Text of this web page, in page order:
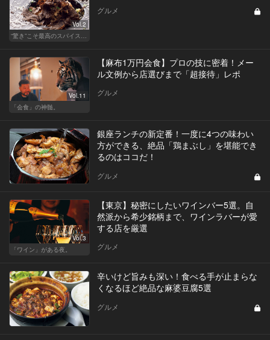
Vol.2
グルメ
Vol.11
「会食」の神髄。
【麻布1万円会食】プロの技に密着！メー
ル文例から店選びまで「超接待」レポ
グルメ
銀座ランチの新定番！一度に4つの味わい
方ができる、絶品「鶏まぶし」を堪能でき
るのはココだ！
グルメ
Vol.3
「ワイン」がある夜。
【東京】秘密にしたいワインバー5選。自
然派から希少銘柄まで、ワインラバーが愛
する店を厳選
グルメ
辛いけど旨みも深い！食べる手が止まらな
くなるほど絶品な麻婆豆腐5選
グルメ